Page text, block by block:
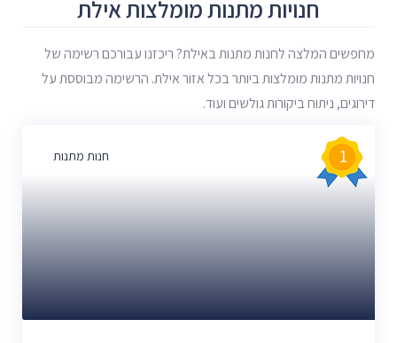
חנויות מתנות מומלצות אילת
מחפשים המלצה לחנות מתנות באילת? ריכזנו עבורכם רשימה של
חנויות מתנות מומלצות ביותר בכל אזור אילת. הרשימה מבוססת על
דירוגים, ניתוח ביקורות גולשים ועוד.
חנות מתנות 1